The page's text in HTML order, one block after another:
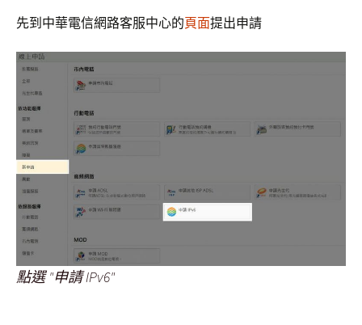
先到中華電信網路客服中心的頁面提出申請
點選 "申請 IPv6"